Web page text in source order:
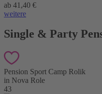
ab 41,40 €
weitere
Single & Party
Pension Sport Camp Rolik
in Nova Role
43